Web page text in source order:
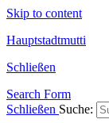
Skip to content
Hauptstadtmutti
Schließen
Search Form
Schließen Suche: